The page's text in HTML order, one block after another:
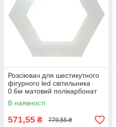
Розсіювач для шестикутного
фігурного led світильника
0.6м матовий полікарбонат
В наявності
571,55 ₴ 779,55 ₴